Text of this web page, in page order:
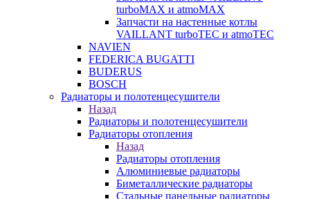
turboMAX и atmoMAX
Запчасти на настенные котлы
VAILLANT turboTEC и atmoTEC
NAVIEN
FEDERICA BUGATTI
BUDERUS
BOSCH
Радиаторы и полотенцесушители
Назад
Радиаторы и полотенцесушители
Радиаторы отопления
Назад
Радиаторы отопления
Алюминиевые радиаторы
Биметаллические радиаторы
Стальные панельные радиаторы